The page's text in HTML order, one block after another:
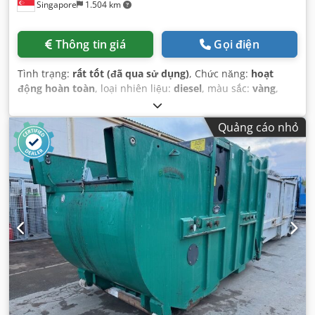
Singapore 1.504 km
Thông tin giá Gọi điện
Tình trạng: rất tốt (đã qua sử dụng), Chức năng: hoạt
động hoàn toàn, loại nhiên liệu: diesel, màu sắc: vàng,
, tình trạng truyền động:
phần trăm, số chỗ ngồi:1, số máy/phương tiện:
KM&EW144
, Thiết bị:cabin, thuỷ lực Quảng cáo nhỏ